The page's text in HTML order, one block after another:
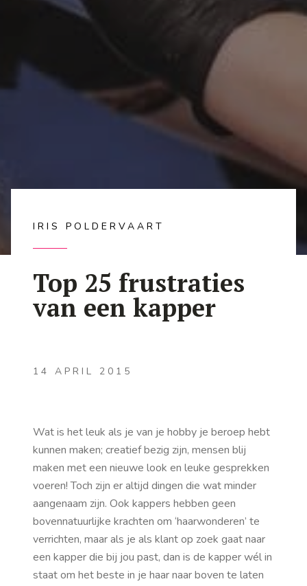
IRIS POLDERVAART
Top 25 frustraties
van een kapper
14 APRIL 2015
Wat is het leuk als je van je hobby je beroep hebt
kunnen maken; creatief bezig zijn, mensen blij
maken met een nieuwe look en leuke gesprekken
voeren! Toch zijn er altijd dingen die wat minder
aangenaam zijn. Ook kappers hebben geen
bovennatuurlijke krachten om ‘haarwonderen’ te
verrichten, maar als je als klant op zoek gaat naar
een kapper die bij jou past, dan is de kapper wél in
staat om het beste in je haar naar boven te laten